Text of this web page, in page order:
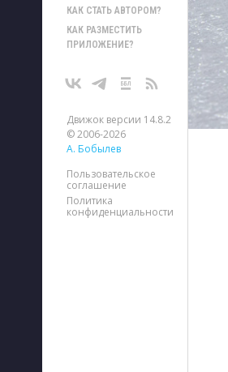
КАК СТАТЬ АВТОРОМ?
КАК РАЗМЕСТИТЬ
ПРИЛОЖЕНИЕ?
Движок версии 14.8.2
© 2006-2026
А. Бобылев
Пользовательское
соглашение
Политика
конфиденциальности